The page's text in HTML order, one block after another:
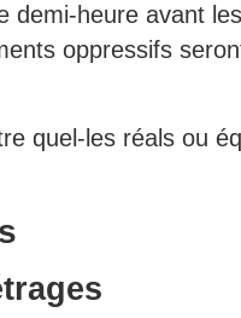
demi-heure avant
oppressifs
quel-les réals ou